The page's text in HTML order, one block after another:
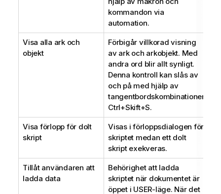
kommandon via
automation.
Visa alla ark och
objekt
Förbigår villkorad visning
av ark och arkobjekt. Med
andra ord blir allt synligt.
Denna kontroll kan slås av
och på med hjälp av
tangentbordskombinationen
Ctrl+Skift+S.
Visa förlopp för dolt
skript
Visas i förloppsdialogen för
skriptet medan ett dolt
skript exekveras.
Tillåt användaren att
ladda data
Behörighet att ladda
skriptet när dokumentet är
öppet i USER-läge. När det